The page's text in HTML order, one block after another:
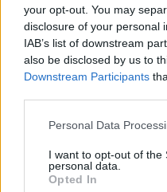
your opt-out. You may
disclosure of your personal
IAB’s list of downstream
also be disclosed by us to
Downstream Participants
Please note that this
not limited to your visit or
grant or deny consent to
use your data for below
Personal Data
I want to opt-out of the
personal data.
Opted In
valutati nella qualità
Dal punteggio alla
La griglia non è solo un
mappa strategica.
l’organizzazione
che rimangono validi oltre
eccelle inpertinenza